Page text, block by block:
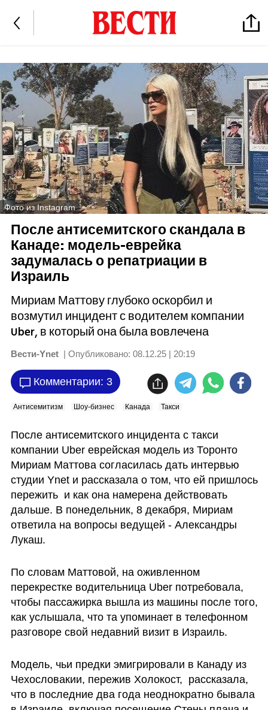
Фото из Instagram
После антисемитского скандала в
Канаде: модель-еврейка
задумалась о репатриации в
Израиль
Мириам Маттову глубоко оскорбил и
возмутил инцидент с водителем компании
Uber, в который она была вовлечена
Вести-Ynet | Опубликовано: 08.12.25 | 20:19
Комментарии: 3
Антисемитизм Шоу-бизнес Канада Такси
После антисемитского инцидента с такси
компании Uber еврейская модель из Торонто
Мириам Маттова согласилась дать интервью
студии Ynet и рассказала о том, что ей пришлось
пережить  и как она намерена действовать
дальше. В понедельник, 8 декабря, Мириам
ответила на вопросы ведущей - Александры
Лукаш.
По словам Маттовой, на оживленном
перекрестке водительница Uber потребовала,
чтобы пассажирка вышла из машины после того,
как услышала, что та упоминает в телефонном
разговоре свой недавний визит в Израиль.
Модель, чьи предки эмигрировали в Канаду из
Чехословакии, пережив Холокост,  рассказала,
что в последние два года неоднократно бывала